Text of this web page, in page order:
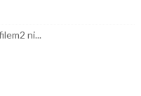
ni...